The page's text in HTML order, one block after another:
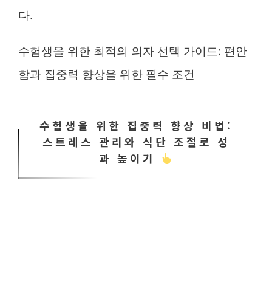
다.
수험생을 위한 최적의 의자 선택 가이드: 편안
함과 집중력 향상을 위한 필수 조건
수험생을 위한 집중력 향상 비법:
스트레스 관리와 식단 조절로 성
과 높이기